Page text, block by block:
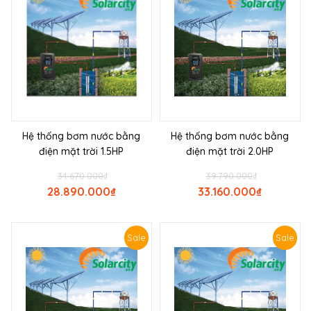
Hệ thống bơm nước bằng
điện mặt trời 1.5HP
₫
34.670.000
₫
28.890.000
Hệ thống bơm nước bằng
điện mặt trời 2.0HP
₫
39.790.000
₫
33.160.000
Sale Sale